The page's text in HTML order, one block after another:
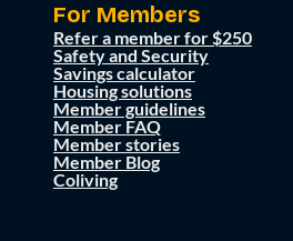
For Members
Refer a member for $250
Safety and Security
Savings calculator
Housing solutions
Member guidelines
Member FAQ
Member stories
Member Blog
Coliving